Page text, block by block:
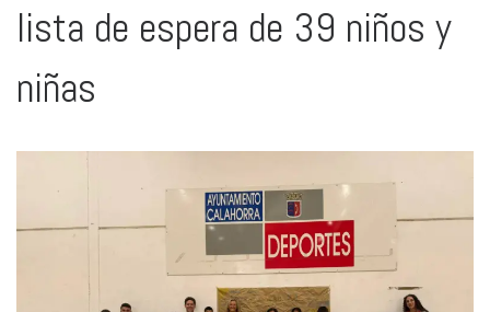
lista de espera de 39 niños y
niñas